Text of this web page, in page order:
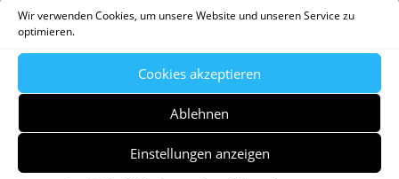
Wir verwenden Cookies, um unsere Website und unseren Service zu
optimieren.
Cookies akzeptieren
Ablehnen
Einstellungen anzeigen
Player